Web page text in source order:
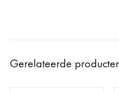
Gerelateerde